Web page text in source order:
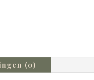
(0)